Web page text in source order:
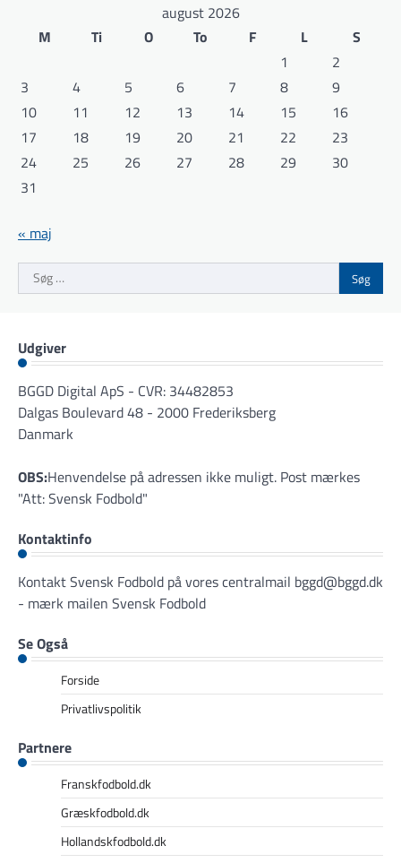
august 2026
M
Ti O To F L
S
1
2
3
4 5 6 7 8
9
10
11 12 13 14 15
16
17
18 19 20 21 22
23
24
25 26 27 28 29
30
31
« maj
Søg
efter:
Udgiver
BGGD Digital ApS - CVR: 34482853
Dalgas Boulevard 48 - 2000 Frederiksberg
Danmark
OBS:Henvendelse på adressen ikke muligt. Post mærkes
"Att: Svensk Fodbold"
Kontaktinfo
Kontakt Svensk Fodbold på vores centralmail bggd@bggd.dk
- mærk mailen Svensk Fodbold
Se Også
Forside
Privatlivspolitik
Partnere
Franskfodbold.dk
Græskfodbold.dk
Hollandskfodbold.dk